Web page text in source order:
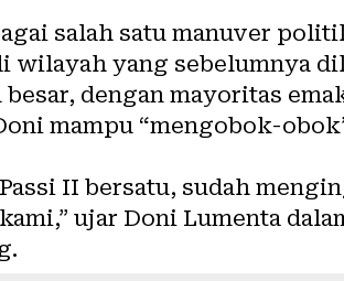
salah satu manuver
wilayah yang sebelumnya
dengan mayoritas
mampu “mengobok-
II bersatu, sudah
ujar Doni Lumenta